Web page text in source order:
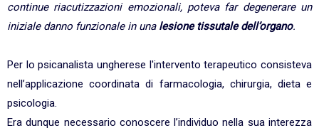
continue riacutizzazioni emozionali, poteva far degenerare un
iniziale danno funzionale in una lesione tissutale dell’organo.
Per lo psicanalista ungherese l'intervento terapeutico consisteva
nell’applicazione coordinata di farmacologia, chirurgia, dieta e
psicologia.
Era dunque necessario conoscere l’individuo nella sua interezza